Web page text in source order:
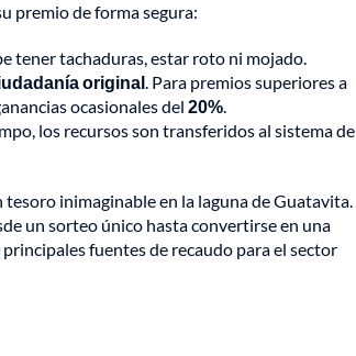
premio de forma segura:
tener tachaduras, estar roto ni mojado.
original. Para premios superiores a
ocasionales del 20%.
los recursos son transferidos al sistema de
inimaginable en la laguna de Guatavita.
un sorteo único hasta convertirse en una
fuentes de recaudo para el sector